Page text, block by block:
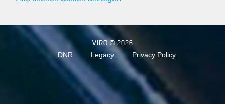
VIRO © 2026
DNR
Legacy Privacy Policy